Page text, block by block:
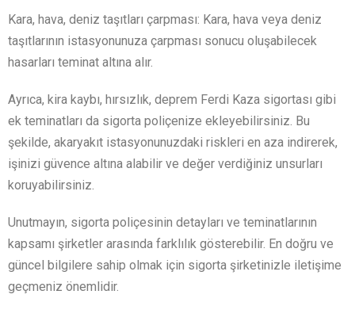
Kara, hava, deniz taşıtları çarpması: Kara, hava veya deniz
taşıtlarının istasyonunuza çarpması sonucu oluşabilecek
hasarları teminat altına alır.
Ayrıca, kira kaybı, hırsızlık, deprem Ferdi Kaza sigortası gibi
ek teminatları da sigorta poliçenize ekleyebilirsiniz. Bu
şekilde, akaryakıt istasyonunuzdaki riskleri en aza indirerek,
işinizi güvence altına alabilir ve değer verdiğiniz unsurları
koruyabilirsiniz.
Unutmayın, sigorta poliçesinin detayları ve teminatlarının
kapsamı şirketler arasında farklılık gösterebilir. En doğru ve
güncel bilgilere sahip olmak için sigorta şirketinizle iletişime
geçmeniz önemlidir.